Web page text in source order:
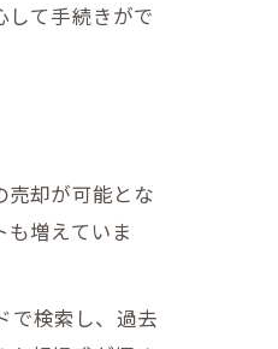
て手続きがで
売却が可能とな
増えていま
で検索し、過去